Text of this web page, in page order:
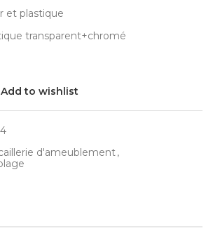
et plastique
transparent+chromé
Add to wishlist
d'ameublement,